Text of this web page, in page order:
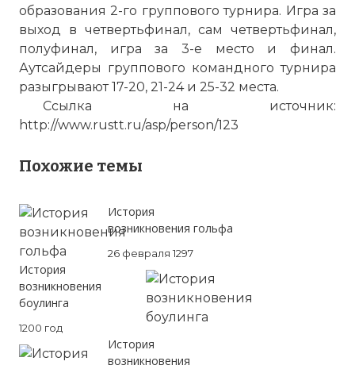
образования 2-го группового турнира. Игра за
выход в четвертьфинал, сам четвертьфинал,
полуфинал, игра за 3-е место и финал.
Аутсайдеры группового командного турнира
разыгрывают 17-20, 21-24 и 25-32 места.
Ссылка на источник:
http://www.rustt.ru/asp/person/123
Похожие темы
История
возникновения гольфа
26 февраля 1297
История
возникновения
боулинга
1200 год
История
возникновения